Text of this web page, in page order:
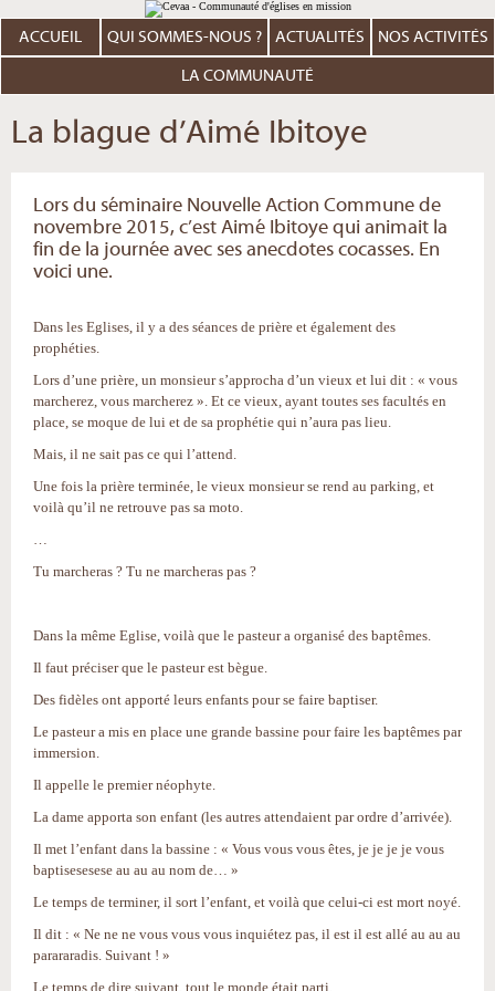
au
contenu.
Aller
personnels
ACCUEIL QUI SOMMES-NOUS ? ACTUALITÉS NOS ACTIVITÉS
LA COMMUNAUTÉ
La blague d’Aimé Ibitoye
Lors du séminaire Nouvelle Action Commune de
novembre 2015, c’est Aimé Ibitoye qui animait la
fin de la journée avec ses anecdotes cocasses. En
voici une.
Dans les Eglises, il y a des séances de prière et également des
prophéties.
Lors d’une prière, un monsieur s’approcha d’un vieux et lui dit : « vous
marcherez, vous marcherez ». Et ce vieux, ayant toutes ses facultés en
place, se moque de lui et de sa prophétie qui n’aura pas lieu.
Mais, il ne sait pas ce qui l’attend.
Une fois la prière terminée, le vieux monsieur se rend au parking, et
voilà qu’il ne retrouve pas sa moto.
…
Tu marcheras ? Tu ne marcheras pas ?
Dans la même Eglise, voilà que le pasteur a organisé des baptêmes.
Il faut préciser que le pasteur est bègue.
Des fidèles ont apporté leurs enfants pour se faire baptiser.
Le pasteur a mis en place une grande bassine pour faire les baptêmes par
immersion.
Il appelle le premier néophyte.
La dame apporta son enfant (les autres attendaient par ordre d’arrivée).
Il met l’enfant dans la bassine : « Vous vous vous êtes, je je je je vous
baptisesesese au au au nom de… »
Le temps de terminer, il sort l’enfant, et voilà que celui-ci est mort noyé.
Il dit : « Ne ne ne vous vous vous inquiétez pas, il est il est allé au au au
parararadis. Suivant ! »
Le temps de dire suivant, tout le monde était parti.